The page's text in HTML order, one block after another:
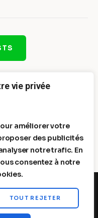
vie privée
améliorer votre
des publicités
notre trafic. En
consentez à notre
TOUT REJETER